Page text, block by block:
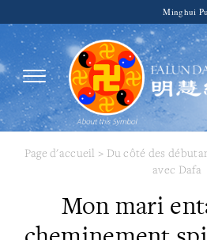
Minghui
Page d'accueil > Du côté des
avec Dafa
Mon mari